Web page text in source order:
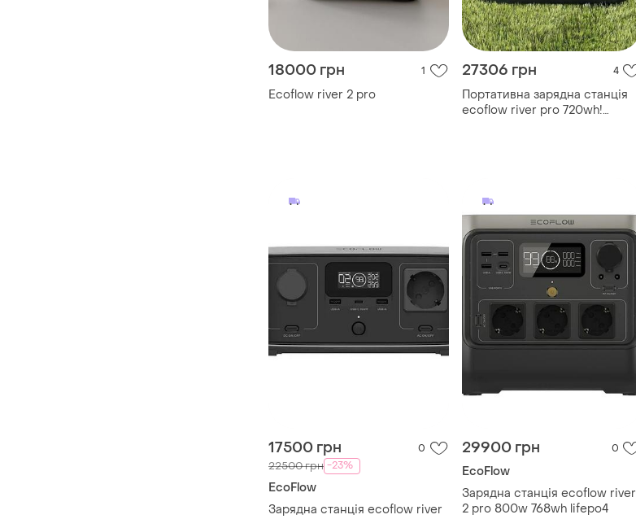
18000 грн 1
Ecoflow river 2 pro
27306 грн 4
Портативна зарядна станція
ecoflow river pro 720wh!
17500 грн 0
22500 грн -23%
EcoFlow
Зарядна станція ecoflow river
29900 грн 0
EcoFlow
Зарядна станція ecoflow river
2 pro 800w 768wh lifepo4